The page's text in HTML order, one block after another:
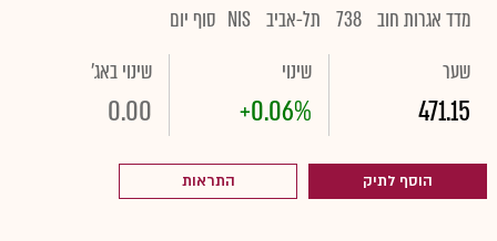
מדד אגרות חוב 738 תל-אביב NIS סוף יום
שער
471.15
שינוי
+0.06%
שינוי באג'
0.00
הוסף לתיק התראות